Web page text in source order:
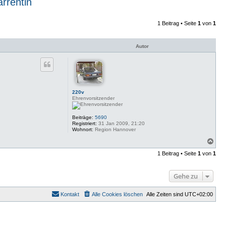
1 Beitrag • Seite 1 von 1
Autor
220v
Ehrenvorsitzender
Beiträge: 5690
Registriert: 31 Jan 2009, 21:20
Wohnort: Region Hannover
a
c
1 Beitrag • Seite 1 von 1
Gehe zu
Alle Zeiten sind UTC+02:00
Alle Cookies löschen
Kontakt